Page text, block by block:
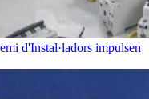
d'Instal·ladors impulsen